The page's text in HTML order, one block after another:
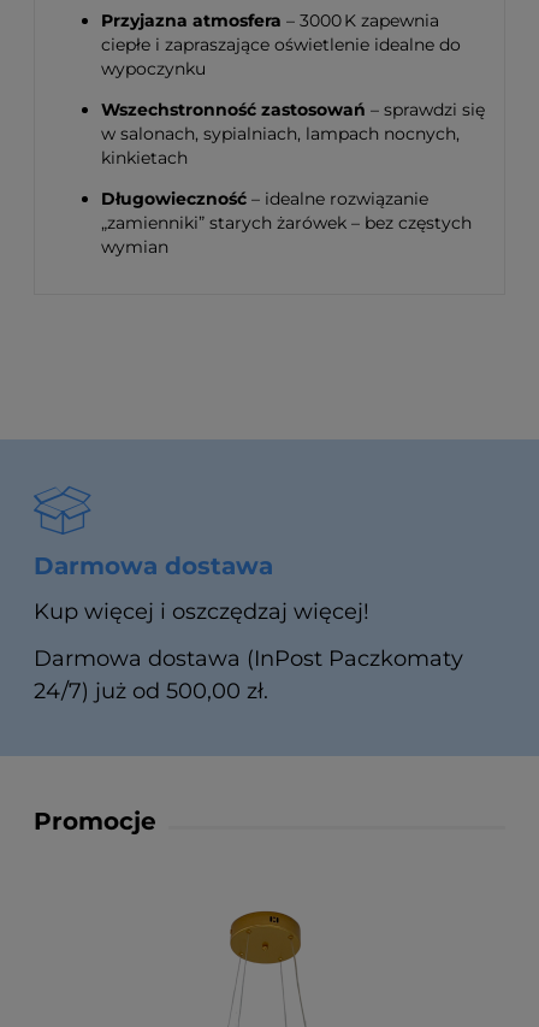
Przyjazna atmosfera – 3000 K zapewnia
ciepłe i zapraszające oświetlenie idealne do
wypoczynku
Wszechstronność zastosowań – sprawdzi się
w salonach, sypialniach, lampach nocnych,
kinkietach
Długowieczność – idealne rozwiązanie
„zamienniki” starych żarówek – bez częstych
wymian
Darmowa dostawa
Kup więcej i oszczędzaj więcej!
Darmowa dostawa (InPost Paczkomaty
24/7) już od 500,00 zł.
Promocje